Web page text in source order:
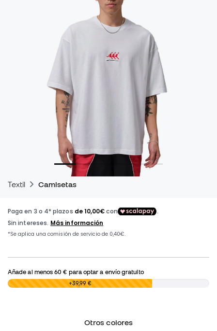
Textil Camisetas
Añade al menos60 € para optar a envío gratuito
0,00 € +39,99 €
Otros colores